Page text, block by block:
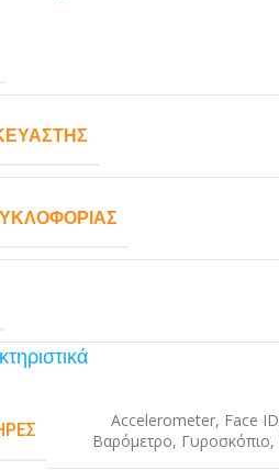
Accelerometer, Face ID
Βαρόμετρο, Γυροσκόπιο,